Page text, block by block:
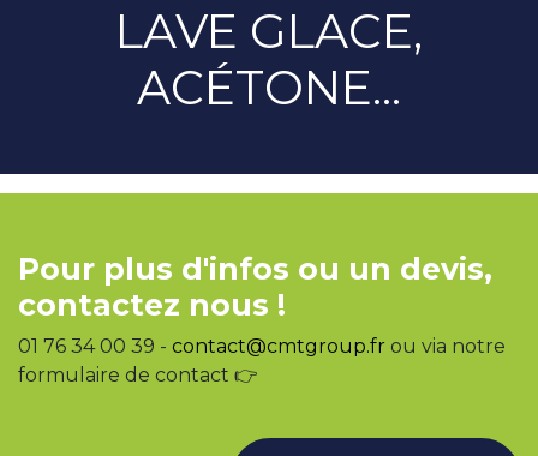
LAVE GLACE,
ACÉTONE...
Pour plus d'infos ou un devis,
contactez nous !
01 76 34 00 39 - contact@cmtgroup.fr ou via notre
formulaire de contact 👉